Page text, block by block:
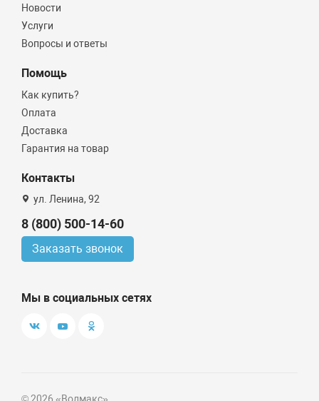
Новости
Услуги
Вопросы и ответы
Помощь
Как купить?
Оплата
Доставка
Гарантия на товар
Контакты
ул. Ленина, 92
8 (800) 500-14-60
Заказать звонок
Мы в социальных сетях